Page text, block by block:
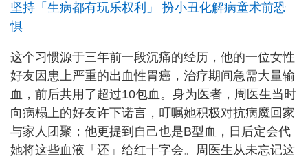
坚持「生病都有玩乐权利」 扮小丑化解病童术前恐
惧
这个习惯源于三年前一段沉痛的经历，他的一位女性
好友因患上严重的出血性胃癌，治疗期间急需大量输
血，前后共用了超过10包血。身为医者，周医生当时
向病榻上的好友许下诺言，叮嘱她积极对抗病魔回家
与家人团聚；他更提到自己也是B型血，日后定会代
她将这些血液「还」给红十字会。周医生从未忘记这